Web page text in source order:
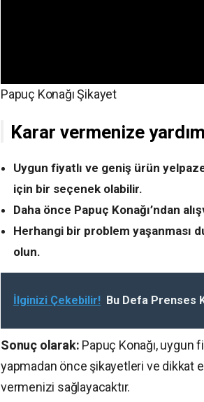
Papuç Konağı Şikayet
Karar vermenize
Uygun fiyatlı ve geniş ürün
için bir seçenek olabilir.
Daha önce Papuç Konağı’ndan
Herhangi bir problem yaşanması
olun.
İlginizi Çekebilir! Bu Defa Prenses
Sonuç olarak: Papuç Konağı, uygun
yapmadan önce şikayetleri ve dikkat
vermenizi sağlayacaktır.